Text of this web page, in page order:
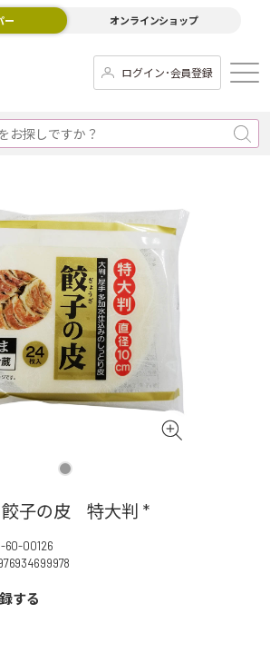
ー オンラインショップ
ログイン･会員登録
子の皮 特大判 *
60-00126
する